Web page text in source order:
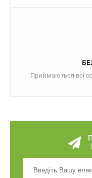
Приймаються всі